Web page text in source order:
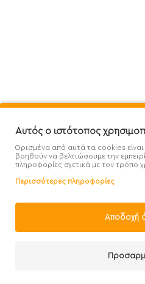
Προσφορές - Clearence
Handcrafted with 💙 in
Αυτός ο ιστότοπος
Ορισμένα από αυτά τα cookies
βοηθούν να βελτιώσουμε την
πληροφορίες σχετικά με τον τρόπο
Περισσότερες πληροφορίες
Αποδοχή